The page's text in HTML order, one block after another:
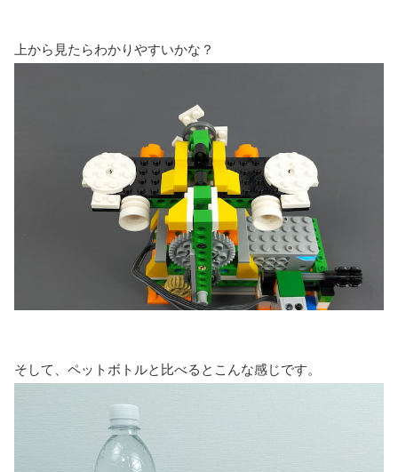
上から見たらわかりやすいかな？
そして、ペットボトルと比べるとこんな感じです。